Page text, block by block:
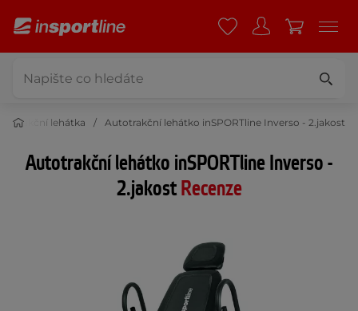
lehátka Autotrakční lehátko inSPORTline Inverso - 2.jakost
Autotrakční lehátko inSPORTline Inverso -
2.jakostRecenze